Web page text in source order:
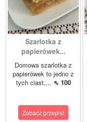
Szarlotka z
papierówek...
Domowa szarlotka z
papierówek to jedno z
tych ciast,... ⇖ 100
Zobacz przepis!